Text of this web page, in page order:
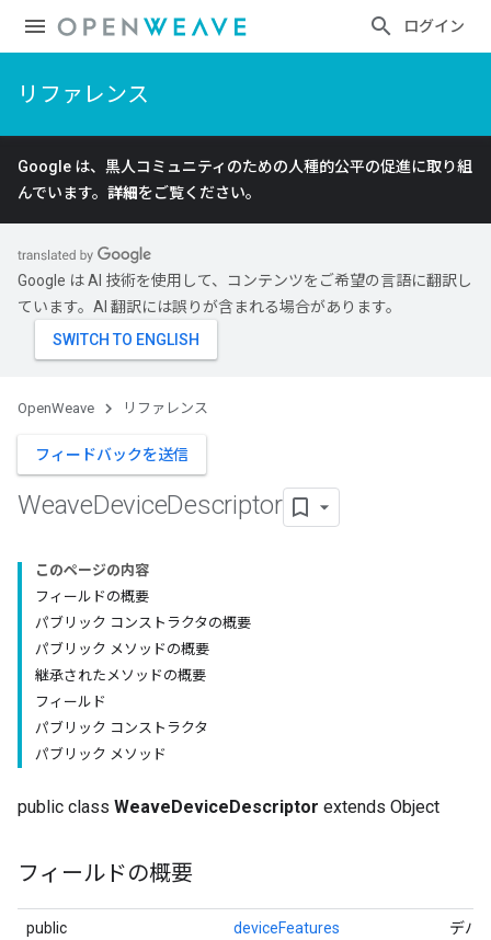
ログイン
リファレンス
Google は、黒人コミュニティのための人種的公平の促進に取り組
んでいます。 詳細をご覧ください。
Google は AI 技術を使用して、コンテンツをご希望の言語に翻訳し
ています。AI 翻訳には誤りが含まれる場合があります。
OpenWeave リファレンス
フィードバックを送信
WeaveDeviceDescriptor
このページの内容
フィールドの概要
パブリック コンストラクタの概要
パブリック メソッドの概要
継承されたメソッドの概要
フィールド
パブリック コンストラクタ
パブリック メソッド
public class WeaveDeviceDescriptor extends Object
フィールドの概要
public
deviceFeatures
デバ